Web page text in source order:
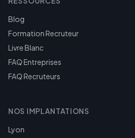
Blog
Formation Recruteur
Livre Blanc
FAQ Entreprises
FAQ Recruteurs
NOS IMPLANTATIONS
Lyon